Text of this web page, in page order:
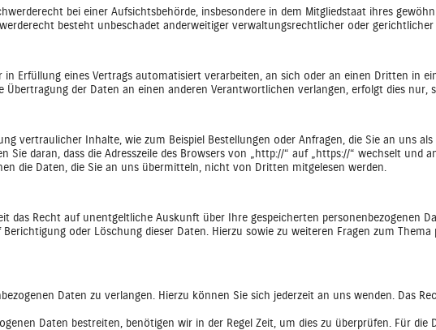
bei einer Aufsichtsbehörde, insbesondere in dem Mitgliedstaat ihres
besteht unbeschadet anderweitiger verwaltungsrechtlicher oder gerichtlicher
Erfüllung eines Vertrags automatisiert verarbeiten, an sich oder an einen Dritten in
der Daten an einen anderen Verantwortlichen verlangen, erfolgt dies nur,
vertraulicher Inhalte, wie zum Beispiel Bestellungen oder Anfragen, die Sie an uns
Sie daran, dass die Adresszeile des Browsers von „http://“ auf „https://“ wechselt und
die Daten, die Sie an uns übermitteln, nicht von Dritten mitgelesen werden.
das Recht auf unentgeltliche Auskunft über Ihre gespeicherten personenbezogenen
oder Löschung dieser Daten. Hierzu sowie zu weiteren Fragen zum Thema
Daten zu verlangen. Hierzu können Sie sich jederzeit an uns wenden. Das
Daten bestreiten, benötigen wir in der Regel Zeit, um dies zu überprüfen. Für die